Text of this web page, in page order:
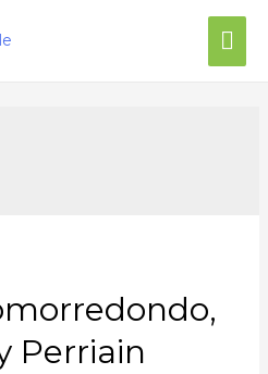
Perriain